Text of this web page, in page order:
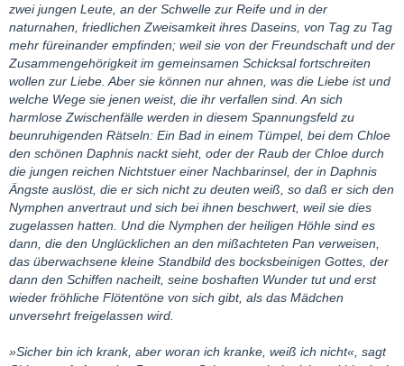
zwei jungen Leute, an der Schwelle zur Reife und in der
naturnahen, friedlichen Zweisamkeit ihres Daseins, von Tag zu Tag
mehr füreinander empfinden; weil sie von der Freundschaft und der
Zusammengehörigkeit im gemeinsamen Schicksal fortschreiten
wollen zur Liebe. Aber sie können nur ahnen, was die Liebe ist und
welche Wege sie jenen weist, die ihr verfallen sind. An sich
harmlose Zwischenfälle werden in diesem Spannungsfeld zu
beunruhigenden Rätseln: Ein Bad in einem Tümpel, bei dem Chloe
den schönen Daphnis nackt sieht, oder der Raub der Chloe durch
die jungen reichen Nichtstuer einer Nachbarinsel, der in Daphnis
Ängste auslöst, die er sich nicht zu deuten weiß, so daß er sich den
Nymphen anvertraut und sich bei ihnen beschwert, weil sie dies
zugelassen hatten. Und die Nymphen der heiligen Höhle sind es
dann, die den Unglücklichen an den mißachteten Pan verweisen,
das überwachsene kleine Standbild des bocksbeinigen Gottes, der
dann den Schiffen nacheilt, seine boshaften Wunder tut und erst
wieder fröhliche Flötentöne von sich gibt, als das Mädchen
unversehrt freigelassen wird.
»Sicher bin ich krank, aber woran ich kranke, weiß ich nicht«, sagt